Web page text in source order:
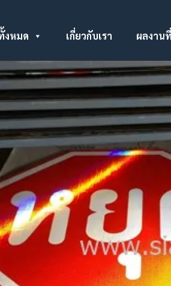
งหมด เกี่ยวกับเรา ผลงาน